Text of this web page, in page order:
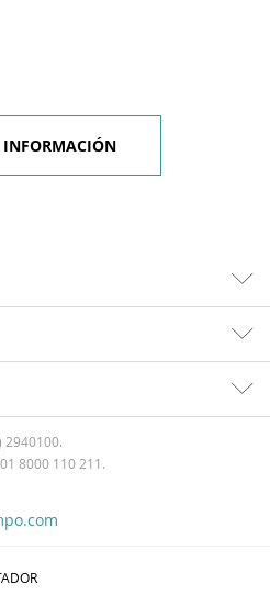
INFORMACIÓN
2940100.
8000 110 211.